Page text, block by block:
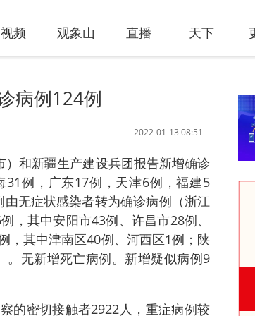
视频 观象山 直播 天下
病例124例
2022-01-13 08:51
和新疆生产建设兵团报告新增确诊
例，广东17例，天津6例，福建5
无症状感染者转为确诊病例（浙江
，其中安阳市43例、许昌市28例、
，其中津南区40例、河西区1例；陕
无新增死亡病例。新增疑似病例9
的密切接触者2922人，重症病例较